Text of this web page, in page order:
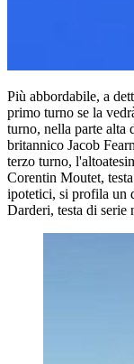
Più abbordabile, a
primo turno se la
turno, nella parte alta
britannico Jacob
terzo turno,
Corentin Moutet,
ipotetici, si profila un
Darderi, testa di serie